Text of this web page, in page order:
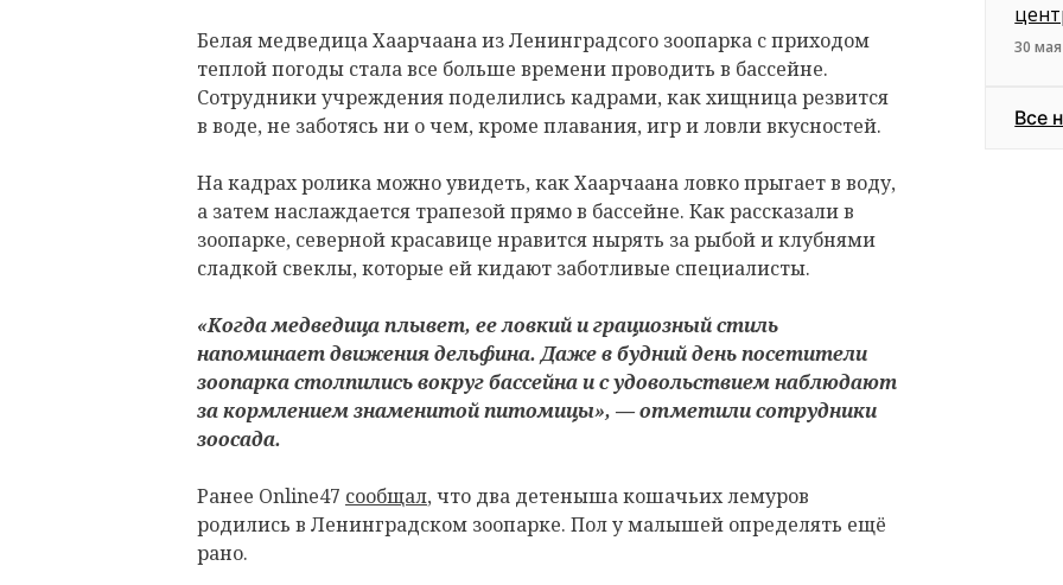
Белая медведица Хаарчаана из Ленинградсого зоопарка с приходом
теплой погоды стала все больше времени проводить в бассейне.
Сотрудники учреждения поделились кадрами, как хищница резвится
в воде, не заботясь ни о чем, кроме плавания, игр и ловли вкусностей.
На кадрах ролика можно увидеть, как Хаарчаана ловко прыгает в воду,
а затем наслаждается трапезой прямо в бассейне. Как рассказали в
зоопарке, северной красавице нравится нырять за рыбой и клубнями
сладкой свеклы, которые ей кидают заботливые специалисты.
«Когда медведица плывет, ее ловкий и грациозный стиль
напоминает движения дельфина. Даже в будний день посетители
зоопарка столпились вокруг бассейна и с удовольствием наблюдают
за кормлением знаменитой питомицы», — отметили сотрудники
зоосада.
Ранее Online47 сообщал, что два детеныша кошачьих лемуров
родились в Ленинградском зоопарке. Пол у малышей определять ещё
рано.
30
Все